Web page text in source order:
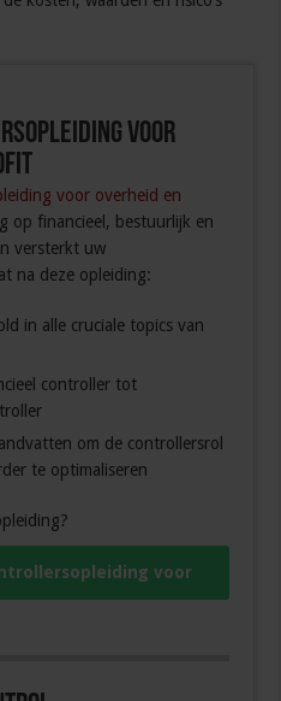
voor
voor overheid en
op financieel, bestuurlijk en
versterkt uw
na deze opleiding:
in alle cruciale topics van
controller tot
om de controllersrol
te optimaliseren
voor